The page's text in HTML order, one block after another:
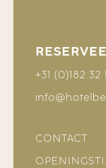
+31 (0)182 32
CONTACT